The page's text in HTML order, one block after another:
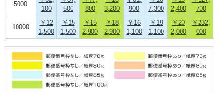
5000
100
500
800
3,200
900
7,300
2,400
700
10000
￥12
1,500
￥15
1,500
￥15
2,900
￥18
2,900
￥16
1,100
￥19
1,100
￥20
2,000
￥232,
000